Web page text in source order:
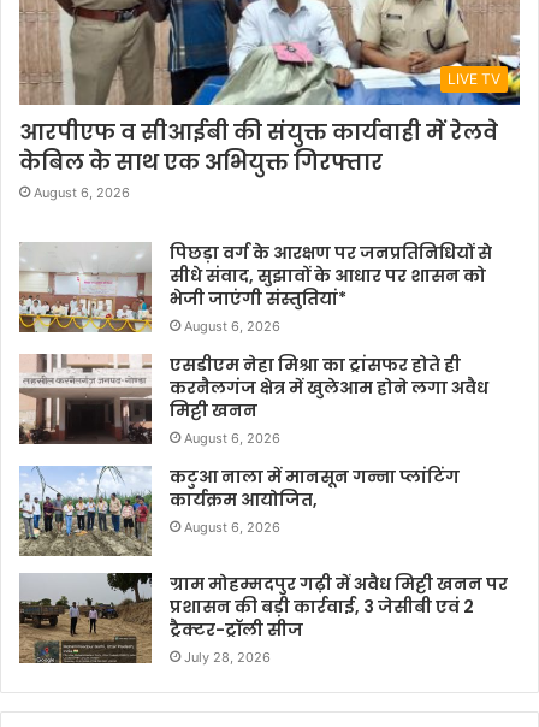
LIVE TV
आरपीएफ व सीआईबी की संयुक्त कार्यवाही में रेलवे
केबिल के साथ एक अभियुक्त गिरफ्तार
August 6, 2026
पिछड़ा वर्ग के आरक्षण पर जनप्रतिनिधियों से
सीधे संवाद, सुझावों के आधार पर शासन को
भेजी जाएंगी संस्तुतियां*
August 6, 2026
एसडीएम नेहा मिश्रा का ट्रांसफर होते ही
करनैलगंज क्षेत्र में खुलेआम होने लगा अवैध
मिट्टी खनन
August 6, 2026
कटुआ नाला में मानसून गन्ना प्लांटिंग
कार्यक्रम आयोजित,
August 6, 2026
ग्राम मोहम्मदपुर गढ़ी में अवैध मिट्टी खनन पर
प्रशासन की बड़ी कार्रवाई, 3 जेसीबी एवं 2
ट्रैक्टर-ट्रॉली सीज
July 28, 2026